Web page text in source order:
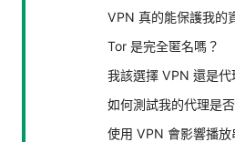
VPN 真的能保護我的
Tor 是完全匿名嗎？
我該選擇 VPN 還是代
如何測試我的代理是
使用 VPN 會影響播放